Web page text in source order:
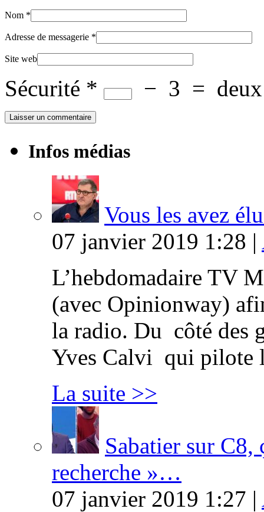
Nom *
Adresse de messagerie *
Site web
Sécurité * − 3 = deux
Infos médias
Vous les avez
07 janvier 2019 1:28 |
L’hebdomadaire TV
(avec Opinionway)
la radio. Du côté des
Yves Calvi qui
La suite >>
Sabatier sur C8,
recherche »…
07 janvier 2019 1:27 |